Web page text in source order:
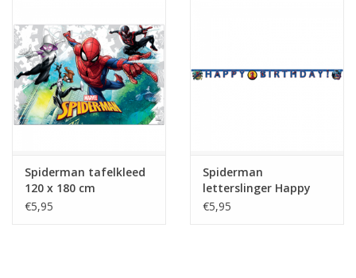
Spiderman tafelkleed
120 x 180 cm
€5,95
Spiderman
letterslinger Happy
Birthday 2 meter
€5,95